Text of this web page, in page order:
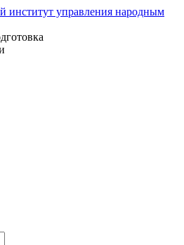
институт управления народным